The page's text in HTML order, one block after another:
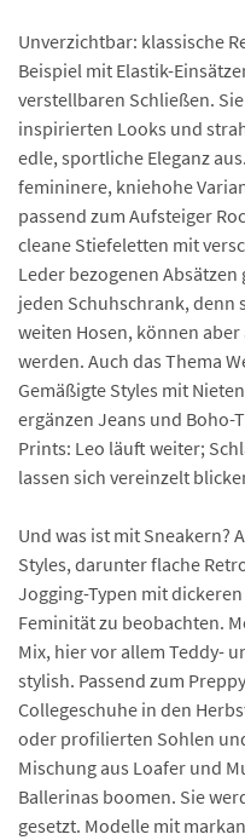
Unverzichtbar: klassische
Beispiel mit Elastik-
verstellbaren Schließen.
inspirierten Looks und
edle, sportliche Eleganz
femininere, kniehohe
passend zum Aufsteiger
cleane Stiefeletten mit
Leder bezogenen
jeden Schuhschrank, denn
weiten Hosen, können
werden. Auch das Thema
Gemäßigte Styles mit
ergänzen Jeans und Boho-
Prints: Leo läuft weiter;
lassen sich vereinzelt
Und was ist mit Sneakern?
Styles, darunter flache
Jogging-Typen mit
Feminität zu beobachten.
Mix, hier vor allem Teddy-
stylish. Passend zum
Collegeschuhe in den
oder profilierten Sohlen
Mischung aus Loafer und
Ballerinas boomen. Sie
gesetzt. Modelle mit